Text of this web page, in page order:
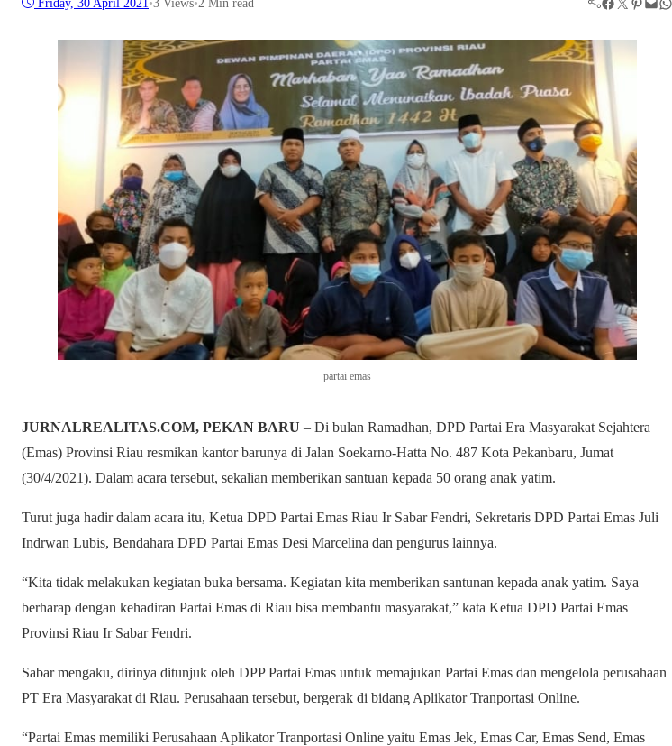
Friday, 30 April 2021 •3 Views•2 Min read
partai emas
JURNALREALITAS.COM, PEKAN BARU – Di bulan Ramadhan, DPD Partai Era Masyarakat Sejahtera
(Emas) Provinsi Riau resmikan kantor barunya di Jalan Soekarno-Hatta No. 487 Kota Pekanbaru, Jumat
(30/4/2021). Dalam acara tersebut, sekalian memberikan santuan kepada 50 orang anak yatim.
Turut juga hadir dalam acara itu, Ketua DPD Partai Emas Riau Ir Sabar Fendri, Sekretaris DPD Partai Emas Juli
Indrwan Lubis, Bendahara DPD Partai Emas Desi Marcelina dan pengurus lainnya.
“Kita tidak melakukan kegiatan buka bersama. Kegiatan kita memberikan santunan kepada anak yatim. Saya
berharap dengan kehadiran Partai Emas di Riau bisa membantu masyarakat,” kata Ketua DPD Partai Emas
Provinsi Riau Ir Sabar Fendri.
Sabar mengaku, dirinya ditunjuk oleh DPP Partai Emas untuk memajukan Partai Emas dan mengelola perusahaan
PT Era Masyarakat di Riau. Perusahaan tersebut, bergerak di bidang Aplikator Tranportasi Online.
“Partai Emas memiliki Perusahaan Aplikator Tranportasi Online yaitu Emas Jek, Emas Car, Emas Send, Emas